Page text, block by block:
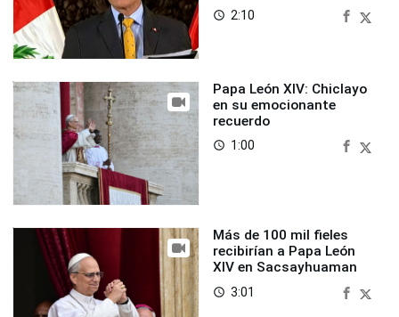
access_time 2:10
Papa León XIV: Chiclayo
en su emocionante
recuerdo
access_time 1:00
Más de 100 mil fieles
recibirían a Papa León
XIV en Sacsayhuaman
access_time 3:01